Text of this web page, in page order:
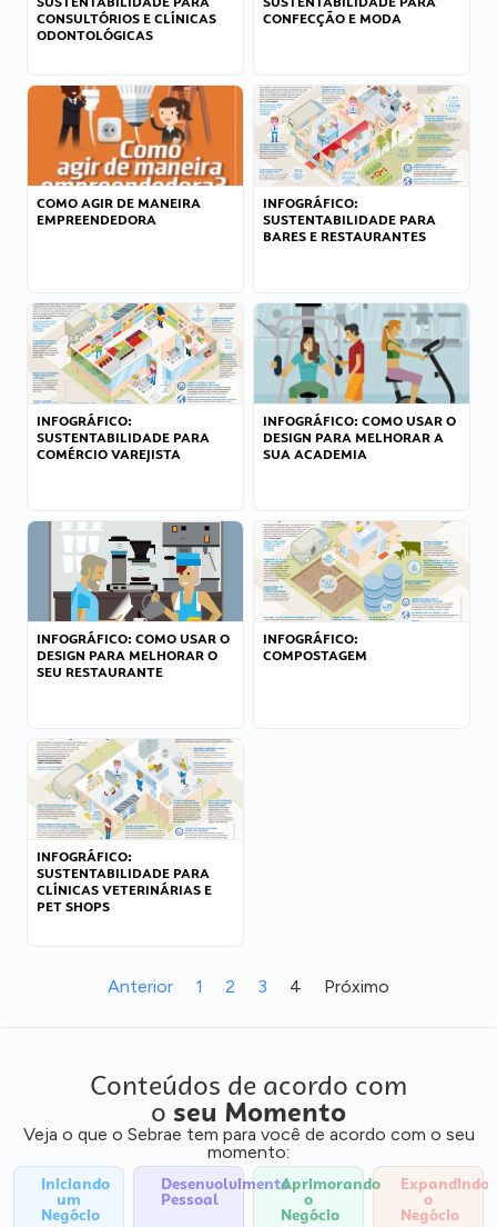
CONSULTÓRIOS E CLÍNICAS
ODONTOLÓGICAS
CONFECÇÃO E MODA
COMO AGIR DE MANEIRA
EMPREENDEDORA
INFOGRÁFICO:
SUSTENTABILIDADE PARA
BARES E RESTAURANTES
INFOGRÁFICO:
SUSTENTABILIDADE PARA
COMÉRCIO VAREJISTA
INFOGRÁFICO: COMO USAR O
DESIGN PARA MELHORAR A
SUA ACADEMIA
INFOGRÁFICO: COMO USAR O
DESIGN PARA MELHORAR O
SEU RESTAURANTE
INFOGRÁFICO:
COMPOSTAGEM
INFOGRÁFICO:
SUSTENTABILIDADE PARA
CLÍNICAS VETERINÁRIAS E
PET SHOPS
Anterior 1 2 3 4 Próximo
Conteúdos de acordo com
o seu Momento
Veja o que o Sebrae tem para você de acordo com o seu
momento:
Iniciando
um
Negócio
Desenvolvimento
Pessoal
Aprimorando
o
Negócio
Expandindo
o
Negócio